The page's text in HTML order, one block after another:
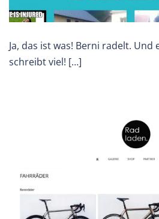
Ja, das ist was! Berni radelt.
schreibt viel! […]